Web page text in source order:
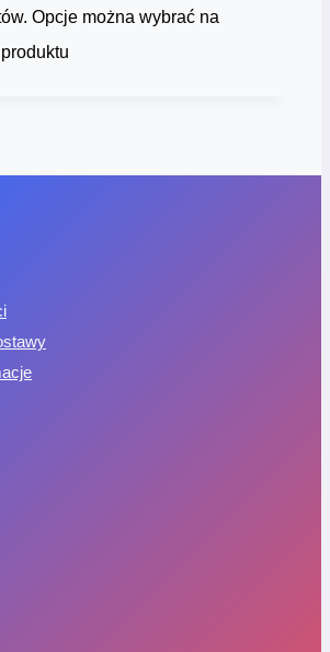
Opcje można wybrać na